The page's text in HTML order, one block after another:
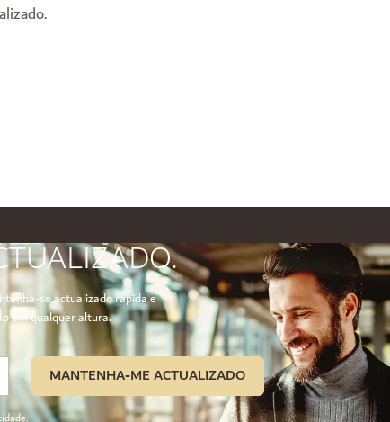
se actualizado rápida e
em qualquer altura.
MANTENHA-ME ACTUALIZADO
.